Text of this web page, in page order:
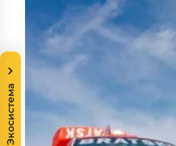
Экосистема